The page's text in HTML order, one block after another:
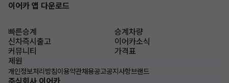
이어카 앱 다운로드
빠른승계
승계차량
신차즉시출고
이어카소식
커뮤니티
가격표
제원
개인정보처리방침이용약관채용공고공지사항브랜드